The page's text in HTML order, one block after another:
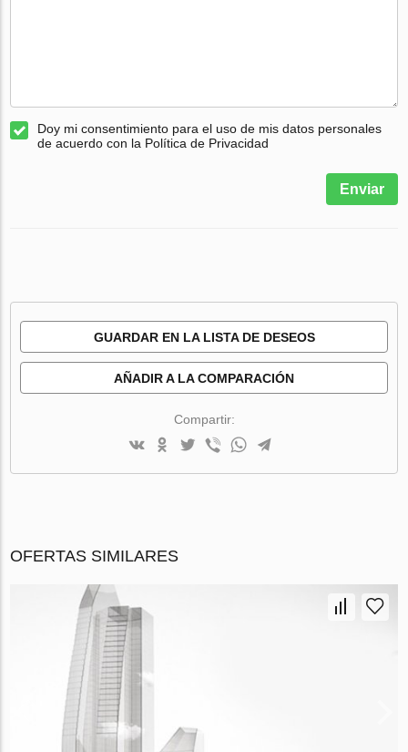
Doy mi consentimiento para el uso de mis datos personales
de acuerdo con la Política de Privacidad
Enviar
GUARDAR EN LA LISTA DE DESEOS
AÑADIR A LA COMPARACIÓN
Compartir:
OFERTAS SIMILARES